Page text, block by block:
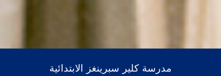
مدرسة كلير سبرينغز الابتدائية